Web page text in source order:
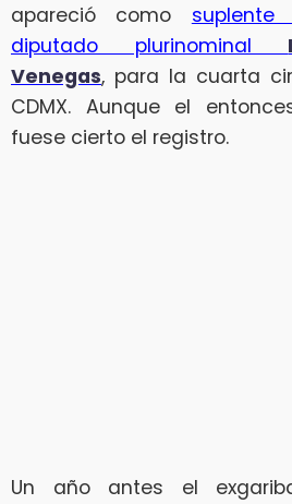
apareció como
diputado plurinominal
Venegas, para la cuarta
CDMX. Aunque el
fuese cierto el registro.
Un año antes el